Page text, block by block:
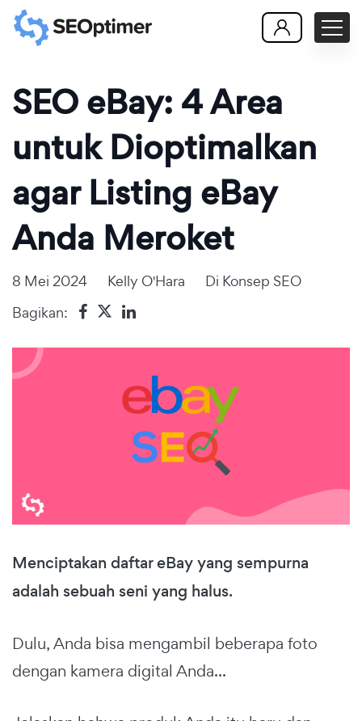
SEO eBay: 4 Area
untuk Dioptimalkan
agar Listing eBay
Anda Meroket
8 Mei 2024 Kelly O'Hara Di Konsep SEO
Bagikan:
Menciptakan daftar eBay yang sempurna
adalah sebuah seni yang halus.
Dulu, Anda bisa mengambil beberapa foto
dengan kamera digital Anda...